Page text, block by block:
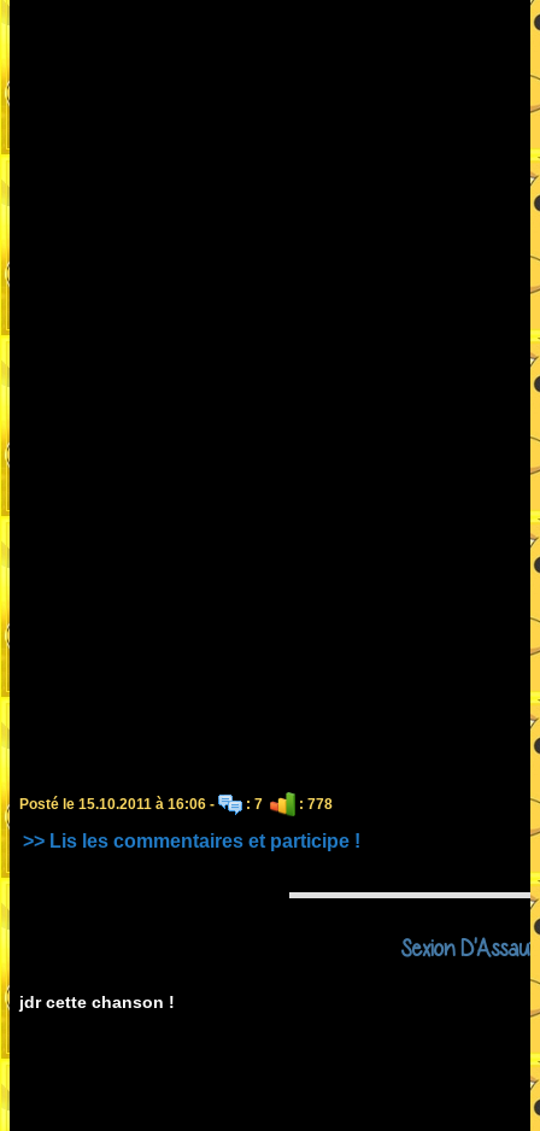
Posté le 15.10.2011 à 16:06 - : 7 : 778
>> Lis les commentaires et participe !
Sexion
jdr cette chanson !